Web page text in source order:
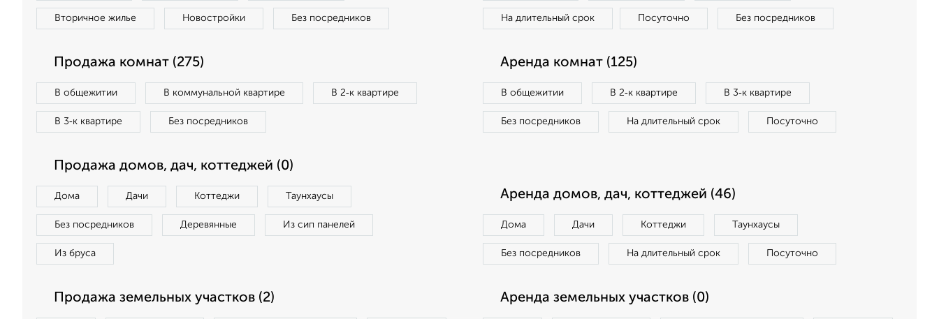
Вторичное жилье Новостройки Без посредников На длительный срок Посуточно Без посредников
Продажа комнат (275)
В общежитии В коммунальной квартире В 2‑к квартире
В 3‑к квартире Без посредников
Аренда комнат (125)
В общежитии В 2‑к квартире В 3‑к квартире
Без посредников На длительный срок Посуточно
Продажа домов, дач, коттеджей (0)
Дома Дачи Коттеджи Таунхаусы
Без посредников Деревянные Из сип панелей
Из бруса
Аренда домов, дач, коттеджей (46)
Дома Дачи Коттеджи Таунхаусы
Без посредников На длительный срок Посуточно
Продажа земельных участков (2) Аренда земельных участков (0)